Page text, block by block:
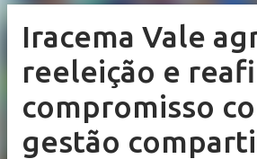
Iracema Vale
reeleição e
compromisso
gestão